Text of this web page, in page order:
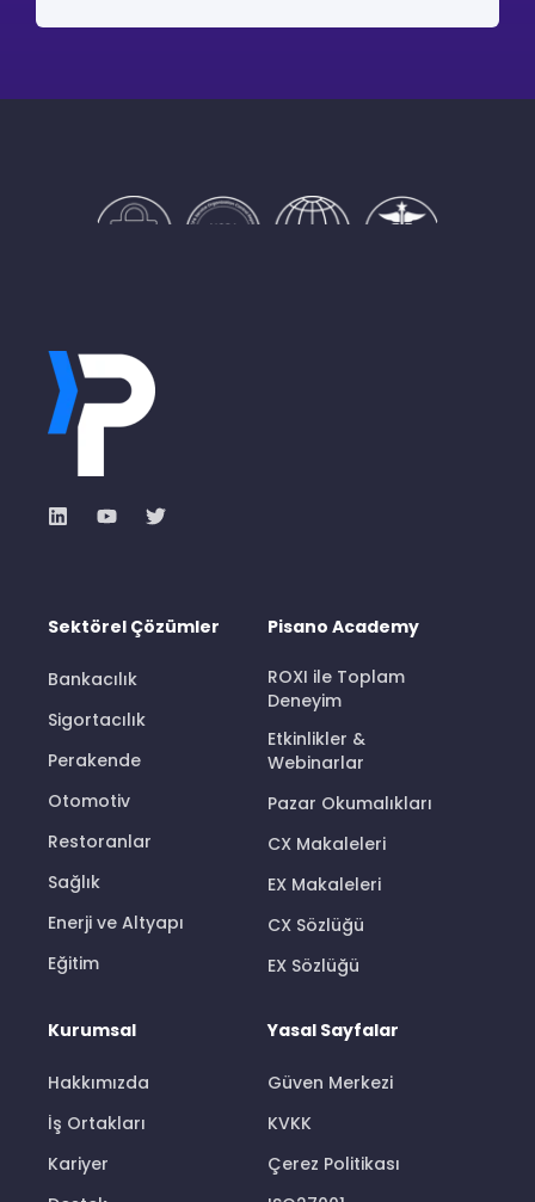
Sektörel Çözümler
Bankacılık
Sigortacılık
Perakende
Otomotiv
Restoranlar
Sağlık
Enerji ve Altyapı
Eğitim
Pisano Academy
ROXI ile Toplam
Deneyim
Etkinlikler &
Webinarlar
Pazar Okumalıkları
CX Makaleleri
EX Makaleleri
CX Sözlüğü
EX Sözlüğü
Kurumsal
Hakkımızda
İş Ortakları
Kariyer
Yasal Sayfalar
Güven Merkezi
KVKK
Çerez Politikası